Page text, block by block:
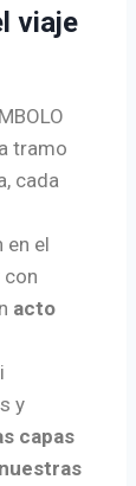
viaje
tramo
cada
en el
con
acto
y
capas